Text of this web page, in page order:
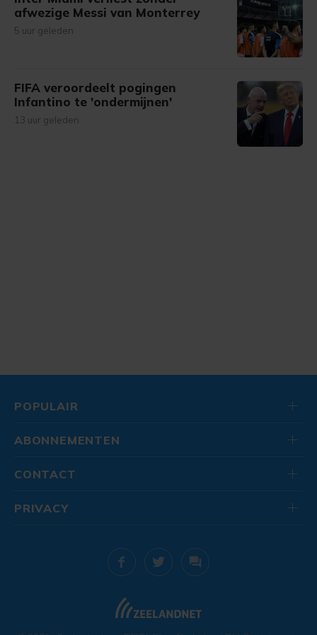
afwezige Messi van Monterrey
5 uur geleden
FIFA veroordeelt pogingen
Infantino te 'ondermijnen'
13 uur geleden
POPULAIR
ABONNEMENTEN
CONTACT
PRIVACY